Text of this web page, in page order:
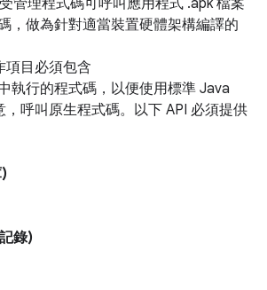
管理程式碼可呼叫應用程式 .apk 檔案
，做為針對適當裝置硬體架構編譯的
項目必須包含
執行的程式碼，以便使用標準 Java
，呼叫原生程式碼。以下 API 必須提供
錄)